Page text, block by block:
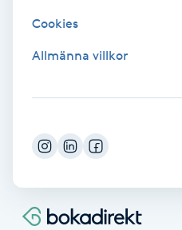
Hudföryngring
Hyaluronsyra
Cookies
Allmänna villkor